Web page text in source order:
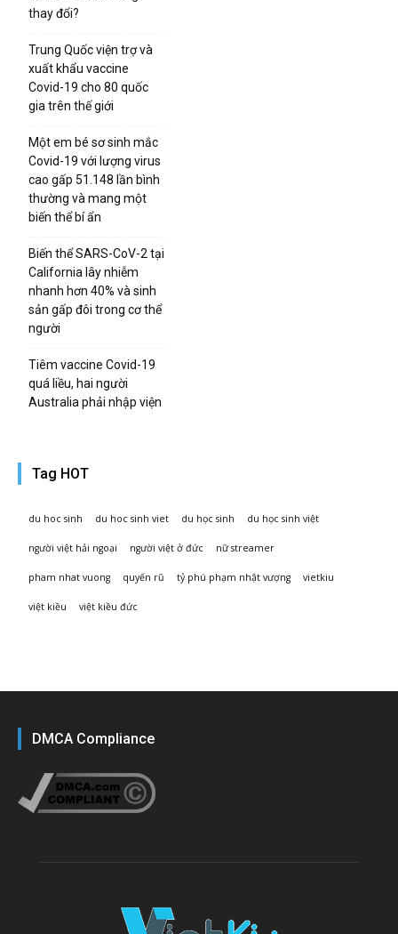
thay đổi?
Trung Quốc viện trợ và
xuất khẩu vaccine
Covid-19 cho 80 quốc
gia trên thế giới
Một em bé sơ sinh mắc
Covid-19 với lượng virus
cao gấp 51.148 lần bình
thường và mang một
biến thể bí ẩn
Biến thể SARS-CoV-2 tại
California lây nhiễm
nhanh hơn 40% và sinh
sản gấp đôi trong cơ thể
người
Tiêm vaccine Covid-19
quá liều, hai người
Australia phải nhập viện
Tag HOT
du hoc sinh du hoc sinh viet du học sinh du học sinh việt
người việt hải ngoại người việt ở đức nữ streamer
pham nhat vuong quyến rũ tỷ phú phạm nhật vượng vietkiu
việt kiều việt kiều đức
DMCA Compliance